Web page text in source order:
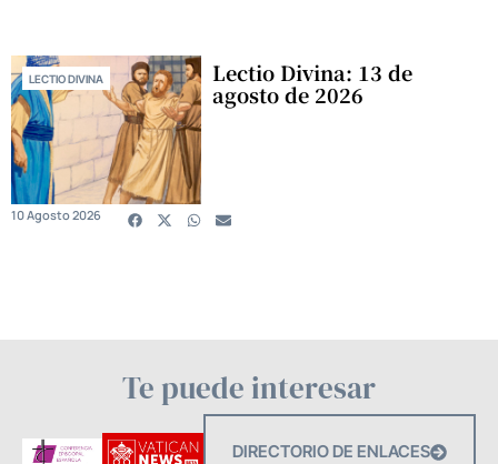
LECTIO DIVINA Lectio Divina: 13 de
agosto de 2026
10 Agosto 2026
Te puede interesar
DIRECTORIO DE ENLACES